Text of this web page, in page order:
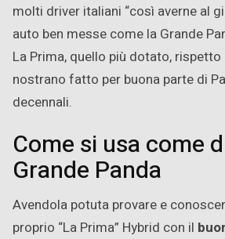
molti driver italiani “così averne al
auto ben messe come la Grande
La Prima, quello più dotato,
nostrano fatto per buona parte di
decennali.
Come si usa come
Grande Panda
Avendola potuta provare e
proprio “La Prima” Hybrid con il